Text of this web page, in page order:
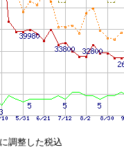
調整した税込